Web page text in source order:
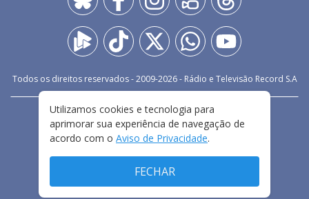
Todos os direitos reservados - 2009-2026- Rádio e Televisão Record S.A
FALE CONOSCO
PRIVACIDADE
TERMOS E CONDIÇÕES DE USO
Utilizamos cookies e tecnologia para
aprimorar sua experiência de navegação de
acordo com o Aviso de Privacidade.
FECHAR